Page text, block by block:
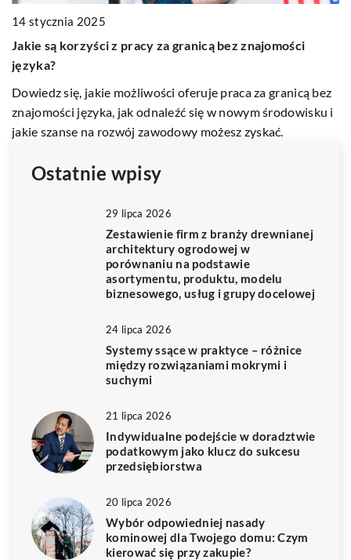
14 stycznia 2025
Jakie są korzyści z pracy za granicą bez znajomości
języka?
Dowiedz się, jakie możliwości oferuje praca za granicą bez
znajomości języka, jak odnaleźć się w nowym środowisku i
jakie szanse na rozwój zawodowy możesz zyskać.
Ostatnie wpisy
29 lipca 2026
Zestawienie firm z branży drewnianej
architektury ogrodowej w
porównaniu na podstawie
asortymentu, produktu, modelu
biznesowego, usług i grupy docelowej
24 lipca 2026
Systemy ssące w praktyce – różnice
między rozwiązaniami mokrymi i
suchymi
21 lipca 2026
Indywidualne podejście w doradztwie
podatkowym jako klucz do sukcesu
przedsiębiorstwa
20 lipca 2026
Wybór odpowiedniej nasady
kominowej dla Twojego domu: Czym
kierować się przy zakupie?